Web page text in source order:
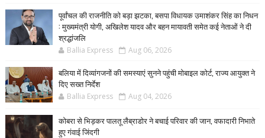
पूर्वांचल की राजनीति को बड़ा झटका, बसपा विधायक उमाशंकर सिंह का निधन
: मुख्यमंत्री योगी, अखिलेश यादव और बहन मायावती समेत कई नेताओं ने दी
श्रद्धांजलि
Ballia Express Aug 06, 2026
बलिया में दिव्यांगजनों की समस्याएं सुनने पहुंची मोबाइल कोर्ट, राज्य आयुक्त ने
दिए सख्त निर्देश
Ballia Express Aug 04, 2026
कोबरा से भिड़कर पालतू लैब्राडोर ने बचाई परिवार की जान, वफादारी निभाते
हुए गंवाई जिंदगी